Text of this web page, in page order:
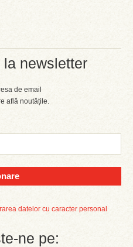
newsletter
de email
află noutățile.
datelor cu caracter personal
ne pe: